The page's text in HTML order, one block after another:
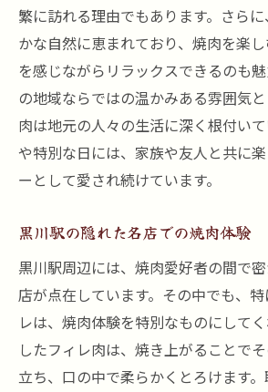
繁に訪れる理由でもあります。さら
かな自然に恵まれており、焼肉を楽
を感じながらリラックスできるのも
の地域ならではの温かみある雰囲気
肉は地元の人々の生活に深く根付い
や特別な日には、家族や友人と共に
ーとして愛され続けています。
黒川駅の隠れた名店での焼肉体験
黒川駅周辺には、焼肉愛好者の間で
店が点在しています。その中でも、
レは、焼肉体験を特別なものにして
したフィレ肉は、焼き上がることで
立ち、口の中で柔らかくとろけます